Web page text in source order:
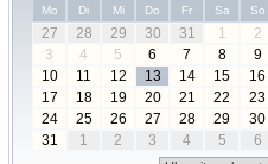
Mo
Di Mi Do Fr Sa So
27 28 29 30 31 1
2
3
4 5 6 7 8
9
10
11 12 13 14 15
16
17
18 19 20 21 22
23
24
25 26 27 28 29
30
31
1 2 3 4 5 6